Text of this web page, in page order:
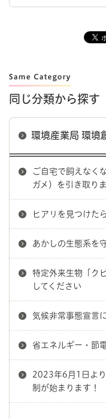
同じ分類から探す
環境産業局 環境
ご自宅で飼えなく
ガメ）を引き取り
ヒアリを見つけたら
あかしの生態系を
特定外来生物「ク
してください
気候非常事態宣言
省エネルギー・節
2023年6月1日よ
制が始まります！